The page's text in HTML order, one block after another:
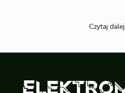
Czytaj dalej